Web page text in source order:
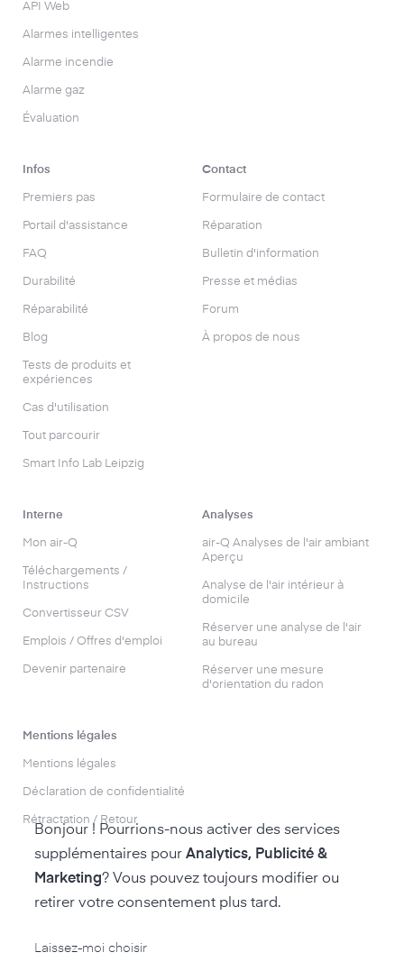
API Web
Alarmes intelligentes
Alarme incendie
Alarme gaz
Évaluation
Infos
Premiers pas
Portail d'assistance
FAQ
Durabilité
Réparabilité
Blog
Tests de produits et
expériences
Cas d'utilisation
Tout parcourir
Smart Info Lab Leipzig
Contact
Formulaire de contact
Réparation
Bulletin d'information
Presse et médias
Forum
À propos de nous
Interne
Mon air-Q
Téléchargements /
Instructions
Convertisseur CSV
Emplois / Offres d'emploi
Devenir partenaire
Analyses
air-Q Analyses de l'air ambiant
Aperçu
Analyse de l'air intérieur à
domicile
Réserver une analyse de l'air
au bureau
Réserver une mesure
d'orientation du radon
Mentions légales
Mentions légales
Déclaration de confidentialité
Rétractation / Retour
Bonjour ! Pourrions-nous activer des services
supplémentaires pour Analytics, Publicité &
Marketing? Vous pouvez toujours modifier ou
retirer votre consentement plus tard.
Laissez-moi choisir